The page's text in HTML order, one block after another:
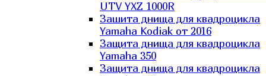
UTV YXZ 1000R
Зашита днища для квадроцикла
Yamaha Kodiak от 2016
Защита днища для квадроцикла
Yamaha 350
Защита днища для квадроцикла